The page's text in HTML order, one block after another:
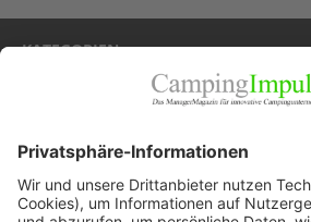
KATEGORIEN
Firmenporträts
Panorama